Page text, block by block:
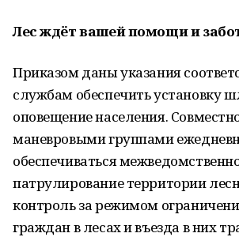
Лес ждёт вашей помощи и
Приказом даны указания
службам обеспечить установку
оповещение населения.
маневровыми группами
обеспечиваться
патрулирование территории
контроль за режимом
граждан в лесах и въезда в них